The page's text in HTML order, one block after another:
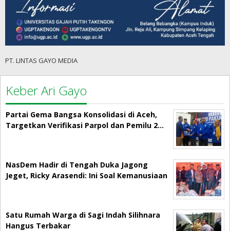
PT. LINTAS GAYO MEDIA
Keber Ari Gayo
Partai Gema Bangsa Konsolidasi di Aceh,
Targetkan Verifikasi Parpol dan Pemilu 2…
NasDem Hadir di Tengah Duka Jagong
Jeget, Ricky Arasendi: Ini Soal Kemanusiaan
Satu Rumah Warga di Sagi Indah Silihnara
Hangus Terbakar